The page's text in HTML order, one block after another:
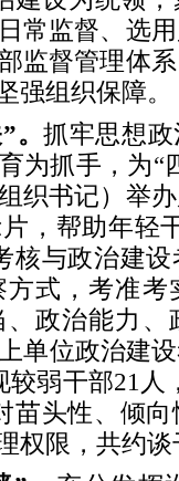
常监督、选
监督管理体
强组织保障。
。抓牢思想
为抓手，为“
织书记）举
，帮助年轻
核与政治建
式，考准考
政治能力、
单位政治建
弱干部21人
苗头性、倾
权限，共约